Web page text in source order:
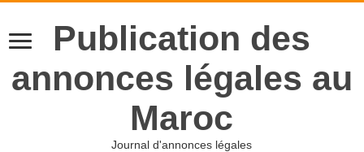
Publication des
annonces légales au
Maroc
Journal d'annonces légales